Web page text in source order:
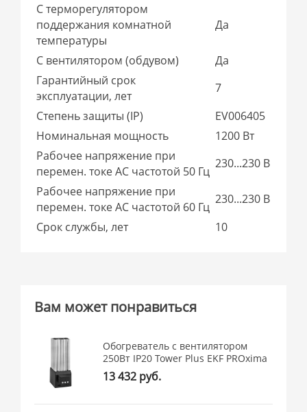
С терморегулятором
поддержания комнатной
температуры
Да
С вентилятором (обдувом)
Да
Гарантийный срок
эксплуатации, лет
7
Степень защиты (IP)
EV006405
Номинальная мощность
1200 Вт
Рабочее напряжение при
перемен. токе AC частотой 50 Гц
230...230 В
Рабочее напряжение при
перемен. токе AC частотой 60 Гц
230...230 В
Срок службы, лет
10
Вам может понравиться
Обогреватель с вентилятором
250Вт IP20 Tower Plus EKF PROxima
13 432 руб.